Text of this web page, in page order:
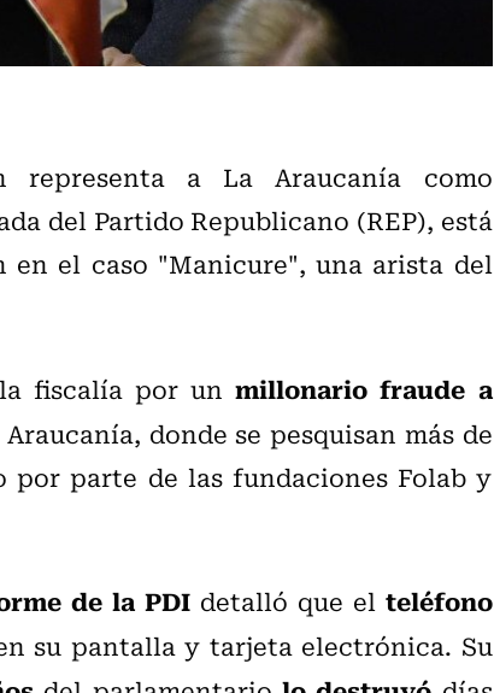
representa a La Araucanía como
del Partido Republicano (REP), está
el caso "Manicure", una arista del
fiscalía por unmillonario fraude a
donde se pesquisan más de
por parte de las fundaciones Folab y
de la PDIdetalló que el teléfono
su pantalla y tarjeta electrónica. Su